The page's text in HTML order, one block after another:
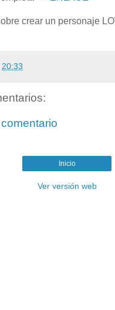
crear un personaje
20:33
Inicio
Ver versión web